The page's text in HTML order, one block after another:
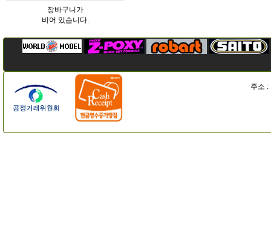
장바구니가
비어 있습니다.
주소